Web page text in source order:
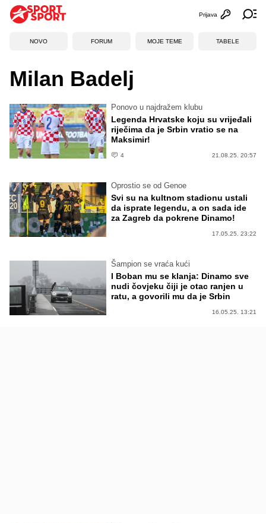
Otvori
Prijava
NOVO FORUM MOJE TEME TABELE
Milan Badelj
Ponovo u najdražem klubu
Legenda Hrvatske koju su vrijeđali
riječima da je Srbin vratio se na
Maksimir!
4 21.08.25. 20:57
Oprostio se od Genoe
Svi su na kultnom stadionu ustali
da isprate legendu, a on sada ide
za Zagreb da pokrene Dinamo!
17.05.25. 23:22
Šampion se vraća kući
I Boban mu se klanja: Dinamo sve
nudi čovjeku čiji je otac ranjen u
ratu, a govorili mu da je Srbin
16.05.25. 13:21